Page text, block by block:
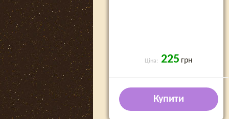
Ціна: 225 грн
Купити